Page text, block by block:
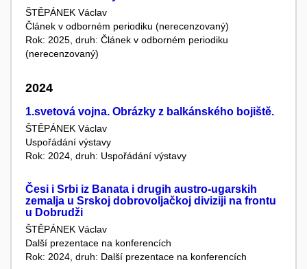
ŠTĚPÁNEK Václav
Článek v odborném periodiku (nerecenzovaný)
Rok: 2025, druh: Článek v odborném periodiku
(nerecenzovaný)
2024
1.svetová vojna. Obrázky z balkánského bojiště.
ŠTĚPÁNEK Václav
Uspořádání výstavy
Rok: 2024, druh: Uspořádání výstavy
Česi i Srbi iz Banata i drugih austro-ugarskih
zemalja u Srskoj dobrovoljačkoj diviziji na frontu
u Dobrudži
ŠTĚPÁNEK Václav
Další prezentace na konferencích
Rok: 2024, druh: Další prezentace na konferencích